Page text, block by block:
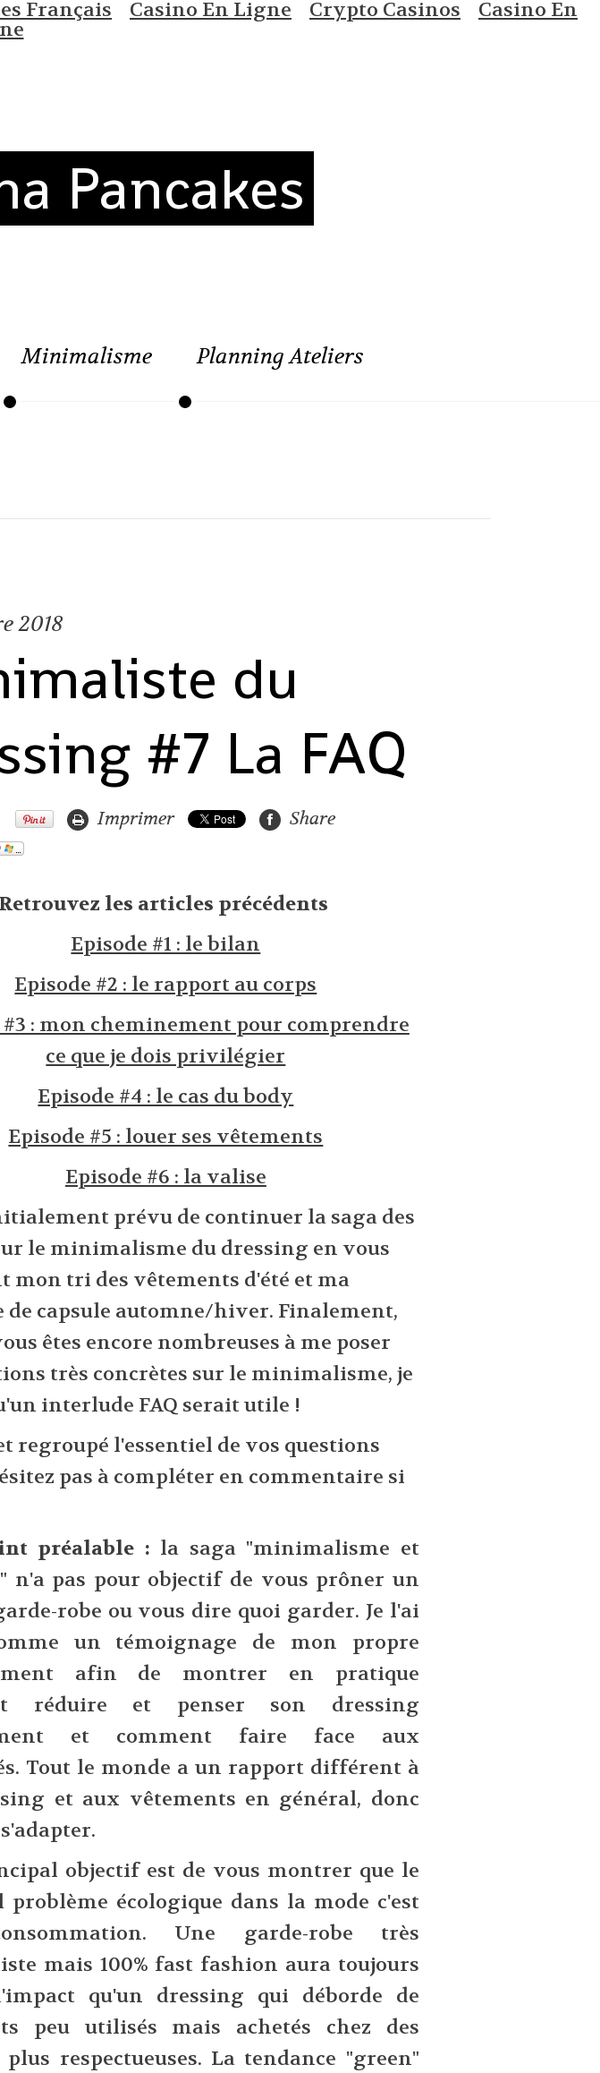
Français Casino En Ligne Crypto Casinos Casino En
Pancakes
Minimalisme Planning Ateliers
2018
du
#7 La FAQ
Imprimer Share
Retrouvez les articles précédents
Episode #1 : le bilan
Episode #2 : le rapport au corps
#3 : mon cheminement pour comprendre
ce que je dois privilégier
Episode #4 : le cas du body
Episode #5 : louer ses vêtements
Episode #6 : la valise
prévu de continuer la saga des
le minimalisme du dressing en vous
mon tri des vêtements d'été et ma
capsule automne/hiver. Finalement,
êtes encore nombreuses à me poser
très concrètes sur le minimalisme, je
interlude FAQ serait utile !
regroupé l'essentiel de vos questions
pas à compléter en commentaire si
préalable : la saga "minimalisme et
n'a pas pour objectif de vous prôner un
robe ou vous dire quoi garder. Je l'ai
un témoignage de mon propre
afin de montrer en pratique
réduire et penser son dressing
et comment faire face aux
Tout le monde a un rapport différent à
et aux vêtements en général, donc
objectif est de vous montrer que le
écologique dans la mode c'est
Une garde-robe très
mais 100% fast fashion aura toujours
qu'un dressing qui déborde de
peu utilisés mais achetés chez des
plus respectueuses. La tendance "green"